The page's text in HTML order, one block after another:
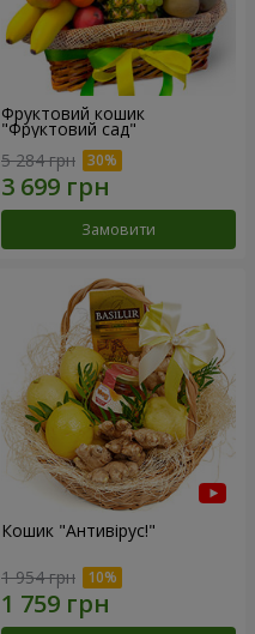
Фруктовий кошик
"Фруктовий сад"
5 284 грн
Замовити
Кошик "Антивірус!"
1 954 грн